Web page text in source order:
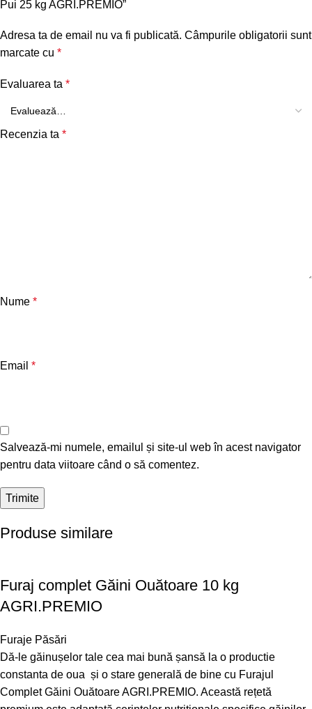
Pui 25 kg AGRI.PREMIO”
Adresa ta de email nu va fi publicată. Câmpurile obligatorii sunt
marcate cu *
Evaluarea ta *
Recenzia ta *
Nume *
Email *
Salvează-mi numele, emailul și site-ul web în acest navigator
pentru data viitoare când o să comentez.
Produse similare
Furaj complet Găini Ouătoare 10 kg
AGRI.PREMIO
Furaje Păsări
Dă-le găinușelor tale cea mai bună șansă la o productie
constanta de oua și o stare generală de bine cu Furajul
Complet Găini Ouătoare AGRI.PREMIO. Această rețetă